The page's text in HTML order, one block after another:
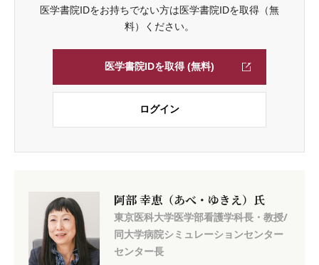
医学書院IDをお持ちでない方は医学書院IDを取得（無
料）ください。
医学書院IDを取得 (無料)
ログイン
阿部 幸恵（あべ・ゆきえ）氏
東京医科大学医学部看護学科長・教授/
同大学病院シミュレーションセンター
センター長